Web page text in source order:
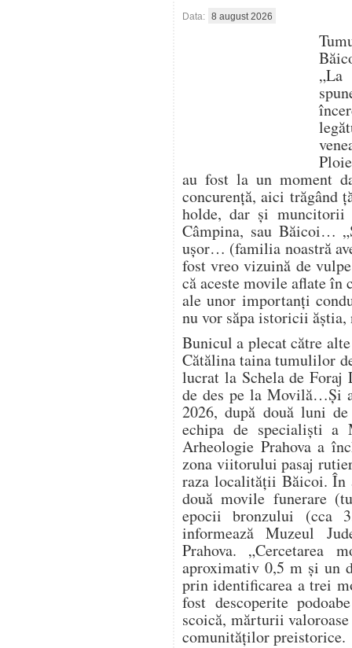
Data: 8 august 2026
au fost la un moment
concurență, aici trăgând
holde, dar și muncitorii
Câmpina, sau Băicoi…
ușor… (familia noastră
fost vreo vizuină de
că aceste movile aflate
ale unor importanți
nu vor săpa istoricii
Bunicul a plecat către
Cătălina taina tumulilor
lucrat la Schela de
de des pe la Movilă…Și
2026, după două luni
echipa de specialiști a
Arheologie Prahova a
zona viitorului pasaj
raza localității Băicoi. În
două movile funerare
epocii bronzului (cca
informează Muzeul
Prahova.
aproximativ 0,5 m și un
prin identificarea a trei
fost descoperite
scoică, mărturii
comunităților preistorice.